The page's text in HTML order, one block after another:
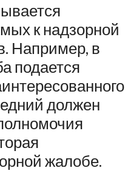
к надзорной
Например, в
подается
должен
жалобе.